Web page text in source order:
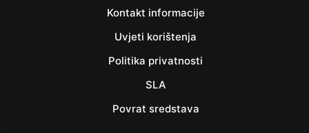
Kontakt informacije
Uvjeti korištenja
Politika privatnosti
SLA
Povrat sredstava